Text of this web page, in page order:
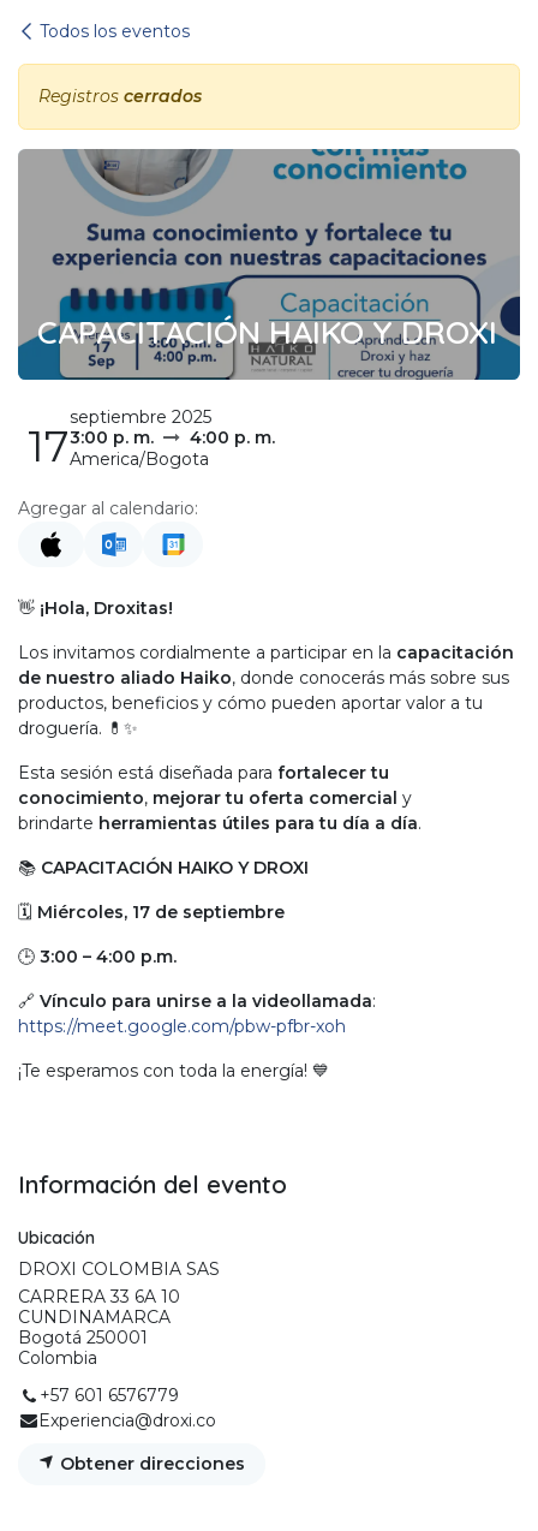
Todos los eventos
Registros cerrados
CAPACITACIÓN HAIKO Y DROXI
17
septiembre 2025
3:00 p. m.
4:00 p. m.
America/Bogota
Agregar al calendario:
👋 ¡Hola, Droxitas!
Los invitamos cordialmente a participar en la capacitación
de nuestro aliado Haiko, donde conocerás más sobre sus
productos, beneficios y cómo pueden aportar valor a tu
droguería. 💊✨
Esta sesión está diseñada para fortalecer tu
conocimiento, mejorar tu oferta comercial y
brindarte herramientas útiles para tu día a día.
📚 CAPACITACIÓN HAIKO Y DROXI
🗓 Miércoles, 17 de septiembre
🕒 3:00 – 4:00 p.m.
🔗 Vínculo para unirse a la videollamada:
https://meet.google.com/pbw-pfbr-xoh
¡Te esperamos con toda la energía! 💙
Información del evento
Ubicación
DROXI COLOMBIA SAS
CARRERA 33 6A 10
CUNDINAMARCA
Bogotá 250001
Colombia
+57 601 6576779
Experiencia@droxi.co
Obtener direcciones